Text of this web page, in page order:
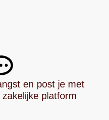
en post je met
platform